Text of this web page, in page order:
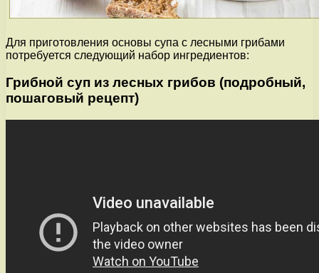
Для приготовления основы супа с лесными грибами
потребуется следующий набор ингредиентов:
Грибной суп из лесных грибов (подробный,
пошаговый рецепт)